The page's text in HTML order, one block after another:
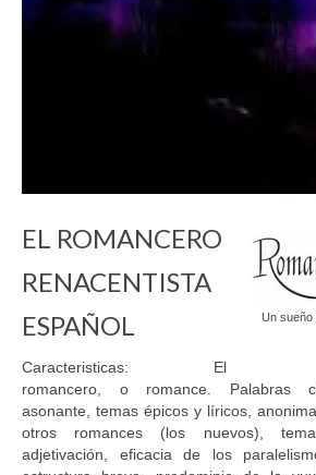
Euskaldunak gara
Un sueño
EL ROMANCERO
RENACENTISTA
ESPAÑOL
Caracteristicas: El
romancero, o romance. Palabras
asonante, temas épicos y líricos,
otros romances (los nuevos),
adjetivación, eficacia de los